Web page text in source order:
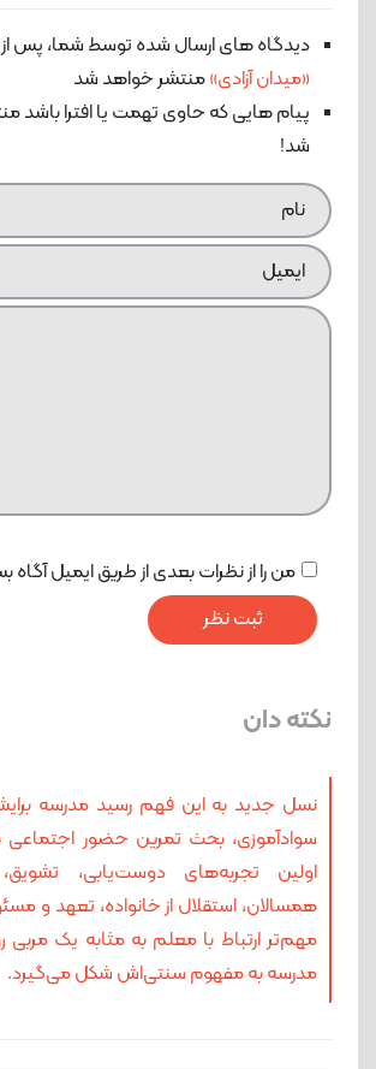
دیدگاه های ارسال شده توسط شما، پس
«میدان آزادی»منتشر خواهد شد
پیام هایی که حاوی تهمت یا افترا باشد
شد!
من را از نظرات بعدی از طریق ایمیل آگاه
نکته دان
نسل جدید به این‌ فهم رسید مدرسه
سوادآموزی، بحث تمرین حضور
اولین تجربه‌های دوست‌یابی،
همسالان، استقلال از خانواده، تعهد و
مهم‌تر ارتباط با معلم به مثابه یک
مدرسه به مفهوم سنتی‌اش شکل می‌گیرد.